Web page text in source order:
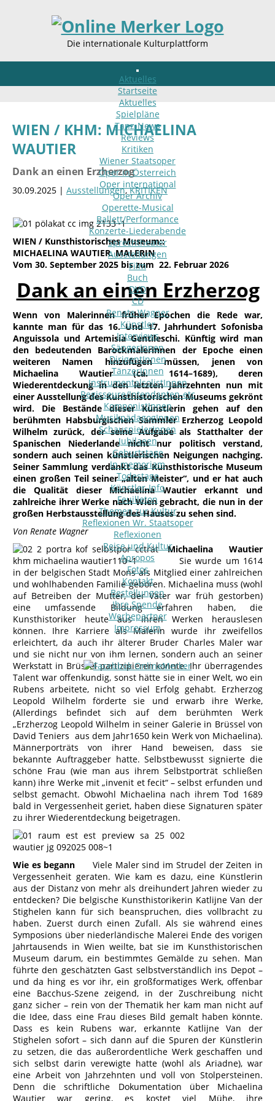
Die internationale Kulturplattform
Aktuelles
Startseite
Aktuelles
Spielpläne
Tanz-News
Reviews
Kritiken
Wiener Staatsoper
Oper in Österreich
Oper international
Oper Archiv
Operette-Musical
Ballett/Performance
Konzerte-Liederabende
Sprechtheater
Ausstellungen
Film
Buch
DVD
CD
Renate Wagner
Künstler
Interviews
SängerInnen
DirigentInnen
TänzerInnen
InstrumentalsolistInnen
Regisseure/Intendanten-etc
KomponistInnen
MusikpädagogInnen
SchauspielerInnen
Jubilaeen
Geburtstage
In memoriam
Todestage
Künstler-Info
Feuilleton
Themen zur Kultur
Reflexionen Wr. Staatsoper
Reflexionen
Reise und Kultur
Apropos
Fotos
Kontakt
Bestellungen
Ihre Spende
Werbepartner
Impressum
WIEN / KHM: MICHAELINA
WAUTIER
Dank an einen Erzherzog
30.09.2025 | Ausstellungen,KRITIKEN
WIEN / Kunsthistorisches Museum::
MICHAELINA WAUTIER. MALERIN
Vom 30. September 2025 bis zum 22. Februar 2026
Dank an einen Erzherzog
Wenn von Malerinnen früher Epochen die Rede war,
kannte man für das 16. Und 17. Jahrhundert Sofonisba
Anguissola und Artemisia Gentileschi. Künftig wird man
den bedeutenden Barockmalerinnen der Epoche einen
weiteren Namen hinzufügen müssen, jenen von
Michaelina Wautier (ca. 1614–1689), deren
Wiederentdeckung in den letzten Jahrzehnten nun mit
einer Ausstellung des Kunsthistorischen Museums gekrönt
wird. Die Bestände dieser Künstlerin gehen auf den
berühmten Habsburgischen Sammler Erzherzog Leopold
Wilhelm zurück, der seine Aufgabe als Statthalter der
Spanischen Niederlande nicht nur politisch verstand,
sondern auch seinen künstlerischen Neigungen nachging.
Seiner Sammlung verdankt das Kunsthistorische Museum
einen großen Teil seiner „alten Meister“, und er hat auch
die Qualität dieser Michaelina Wautier erkannt und
zahlreiche ihrer Werke nach Wien gebracht, die nun in der
großen Herbstausstellung des Hauses zu sehen sind.
Von Renate Wagner
Michaelina Wautier
Sie wurde um 1614
in der belgischen Stadt Mons als Mitglied einer zahlreichen
und wohlhabenden Familie geboren. Michaelina muss (wohl
auf Betreiben der Mutter, der Vater war früh gestorben)
eine umfassende Bildung erfahren haben, die
Kunsthistoriker heute aus ihren Werken herauslesen
können. Ihre Karriere als Malerin wurde ihr zweifellos
erleichtert, da auch ihr älterer Bruder Charles Maler war
und sie nicht nur von ihm lernen, sondern auch an seiner
Werkstatt in Brüssel partizipieren konnte. Ihr überragendes
Talent war offenkundig, sonst hätte sie in einer Welt, wo ein
Rubens arbeitete, nicht so viel Erfolg gehabt. Erzherzog
Leopold Wilhelm förderte sie und erwarb ihre Werke,
(Allerdings befindet sich auf dem berühmten Werk
„Erzherzog Leopold Wilhelm in seiner Galerie in Brüssel von
David Teniers aus dem Jahr1650 kein Werk von Michaelina).
Männerporträts von ihrer Hand beweisen, dass sie
bekannte Auftraggeber hatte. Selbstbewusst signierte die
schöne Frau (wie man aus ihrem Selbstporträt schließen
kann) ihre Werke mit „invenit et fecit“ – selbst erfunden und
selbst gemacht. Obwohl Michaelina nach ihrem Tod 1689
bald in Vergessenheit geriet, haben diese Signaturen später
zu ihrer Wiederentdeckung beigetragen.
Wie es begann Viele Maler sind im Strudel der Zeiten in
Vergessenheit geraten. Wie kam es dazu, eine Künstlerin
aus der Distanz von mehr als dreihundert Jahren wieder zu
entdecken? Die belgische Kunsthistorikerin Katlijne Van der
Stighelen kann für sich beanspruchen, dies vollbracht zu
haben. Zuerst durch einen Zufall. Als sie während eines
Symposions über niederländische Malerei Ende des vorigen
Jahrtausends in Wien weilte, bat sie im Kunsthistorischen
Museum darum, ein bestimmtes Gemälde zu sehen. Man
führte den geschätzten Gast selbstverständlich ins Depot –
und da hing es vor ihr, ein großformatiges Werk, offenbar
eine Bacchus-Szene zeigend, in der Zuschreibung nicht
ganz sicher – rein von der Thematik her kam man nicht auf
die Idee, dass eine Frau dieses Bild gemalt haben könnte.
Dass es kein Rubens war, erkannte Katlijne Van der
Stighelen sofort – sich dann auf die Spuren der Künstlerin
zu setzen, die das außerordentliche Werk geschaffen und
sich selbst darin verewigte hatte (wohl als Ariadne), war
eine Arbeit von Jahrzehnten und voll von Stolpersteinen.
Denn die schriftliche Dokumentation über Michaelina
Wautier war gering, es kostet viel Mühe, ihre